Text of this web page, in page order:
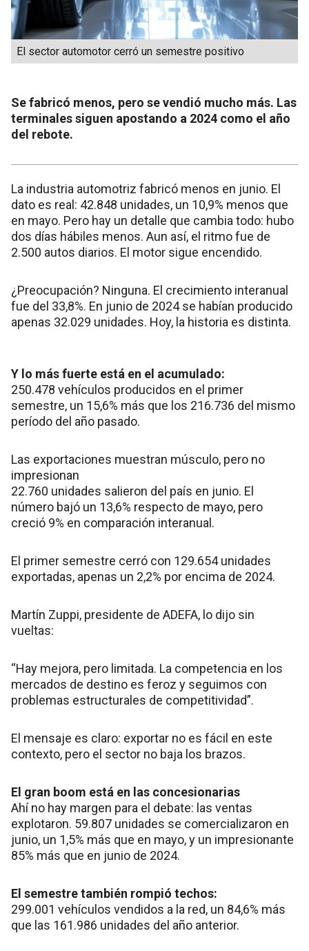
El sector automotor cerró un semestre positivo
Se fabricó menos, pero se vendió mucho más. Las
terminales siguen apostando a 2024 como el año
del rebote.
La industria automotriz fabricó menos en junio. El
dato es real: 42.848 unidades, un 10,9% menos que
en mayo. Pero hay un detalle que cambia todo: hubo
dos días hábiles menos. Aun así, el ritmo fue de
2.500 autos diarios. El motor sigue encendido.
¿Preocupación? Ninguna. El crecimiento interanual
fue del 33,8%. En junio de 2024 se habían producido
apenas 32.029 unidades. Hoy, la historia es distinta.
Y lo más fuerte está en el acumulado:
250.478 vehículos producidos en el primer
semestre, un 15,6% más que los 216.736 del mismo
período del año pasado.
Las exportaciones muestran músculo, pero no
impresionan
22.760 unidades salieron del país en junio. El
número bajó un 13,6% respecto de mayo, pero
creció 9% en comparación interanual.
El primer semestre cerró con 129.654 unidades
exportadas, apenas un 2,2% por encima de 2024.
Martín Zuppi, presidente de ADEFA, lo dijo sin
vueltas:
“Hay mejora, pero limitada. La competencia en los
mercados de destino es feroz y seguimos con
problemas estructurales de competitividad”.
El mensaje es claro: exportar no es fácil en este
contexto, pero el sector no baja los brazos.
El gran boom está en las concesionarias
Ahí no hay margen para el debate: las ventas
explotaron. 59.807 unidades se comercializaron en
junio, un 1,5% más que en mayo, y un impresionante
85% más que en junio de 2024.
El semestre también rompió techos:
299.001 vehículos vendidos a la red, un 84,6% más
que las 161.986 unidades del año anterior.